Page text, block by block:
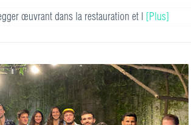
œuvrant dans la restauration et l [Plus]